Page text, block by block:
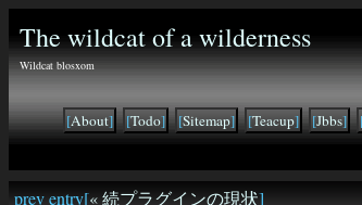
The wildcat of a wilderness
Wildcat blosxom
[About] [Todo] [Sitemap] [Teacup] [Jbbs]
prev entry[« 続プラグインの現状]